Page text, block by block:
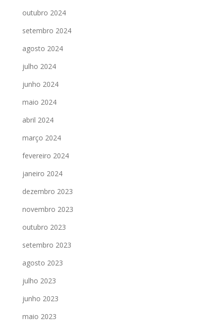
outubro 2024
setembro 2024
agosto 2024
julho 2024
junho 2024
maio 2024
abril 2024
março 2024
fevereiro 2024
janeiro 2024
dezembro 2023
novembro 2023
outubro 2023
setembro 2023
agosto 2023
julho 2023
junho 2023
maio 2023